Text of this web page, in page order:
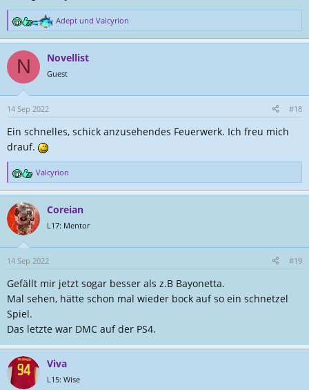
R
e
o
n
e
n
:
Adept und Valcyrion
N Novellist
Guest
14 Sep 2022 #18
Ein schnelles, schick anzusehendes Feuerwerk. Ich freu mich
drauf.
R
e
k
t
o
n
n
:
Valcyrion
Coreian
L17: Mentor
14 Sep 2022 #19
Gefällt mir jetzt sogar besser als z.B Bayonetta.
Mal sehen, hätte schon mal wieder bock auf so ein schnetzel
Spiel.
Das letzte war DMC auf der PS4.
Viva
L15: Wise